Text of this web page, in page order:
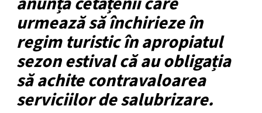
urmează să închirieze în
regim turistic în apropiatul
sezon estival că au obligația
să achite contravaloarea
serviciilor de salubrizare.